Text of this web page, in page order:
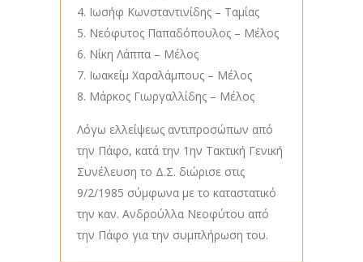
Ιωσήφ Κωνσταντινίδης – Ταμίας
Νεόφυτος Παπαδόπουλος – Μέλος
Νίκη Λάππα – Μέλος
Ιωακείμ Χαραλάμπους – Μέλος
Μάρκος Γιωργαλλίδης – Μέλος
Λόγω ελλείψεως αντιπροσώπων από
την Πάφο, κατά την 1ην Τακτική Γενική
Συνέλευση το Δ.Σ. διώρισε στις
9/2/1985 σύμφωνα με το καταστατικό
την καν. Ανδρούλλα Νεοφύτου από
την Πάφο για την συμπλήρωση του.